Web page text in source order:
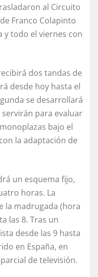
al Circuito
Franco Colapinto
y todo el viernes con
dos tandas de
desde hoy hasta el
se desarrollará
servirán para evaluar
bajo el
la adaptación de
un esquema fijo,
horas. La
la madrugada (hora
las 8. Tras un
desde las 9 hasta
en España, en
de televisión.